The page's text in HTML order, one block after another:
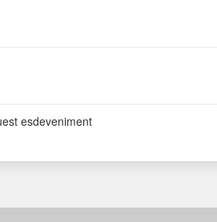
esdeveniment